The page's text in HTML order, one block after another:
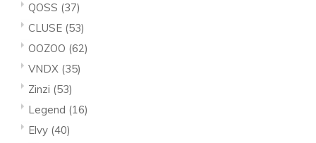
QOSS (37)
CLUSE (53)
OOZOO (62)
VNDX (35)
Zinzi (53)
Legend (16)
Elvy (40)